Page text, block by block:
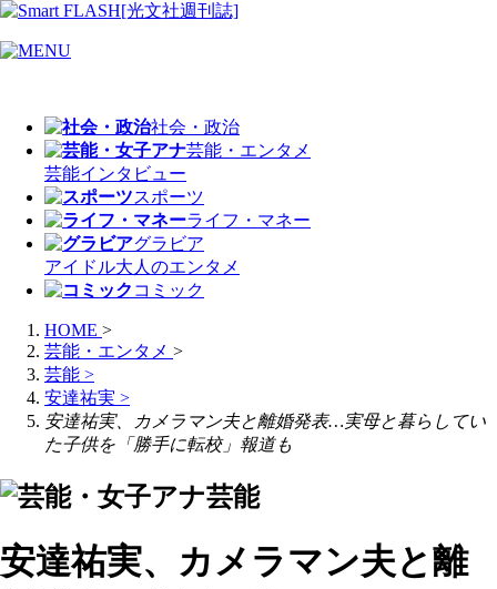
社会・政治
芸能・エンタメ
芸能インタビュー
スポーツ
ライフ・マネー
グラビア
アイドル大人のエンタメ
コミック
HOME >
芸能・エンタメ >
芸能 >
安達祐実 >
安達祐実、カメラマン夫と離婚発表…実母と暮らしてい
た子供を「勝手に転校」報道も
芸能
安達祐実、カメラマン夫と離